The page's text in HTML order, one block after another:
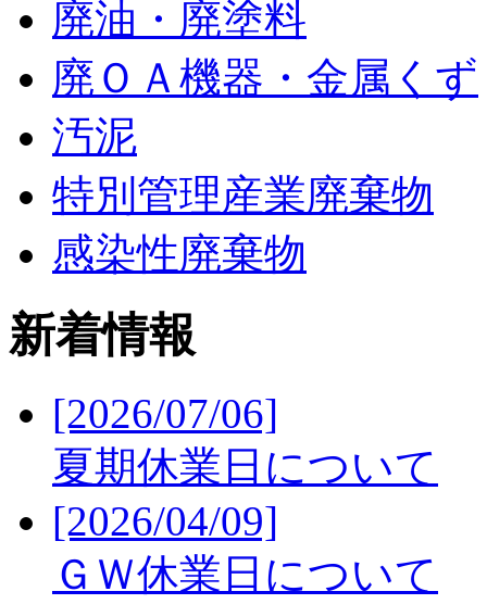
廃油・廃塗料
廃ＯＡ機器・金属くず
汚泥
特別管理産業廃棄物
感染性廃棄物
新着情報
[2026/07/06]
夏期休業日について
[2026/04/09]
ＧＷ休業日について